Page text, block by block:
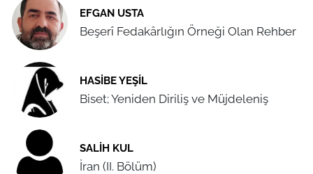
EFGAN USTA
Beşerî Fedakârlığın Örneği Olan Rehber
HASIBE YEŞIL
Biset; Yeniden Diriliş ve Müjdeleniş
SALIH KUL
İran (II. Bölüm)